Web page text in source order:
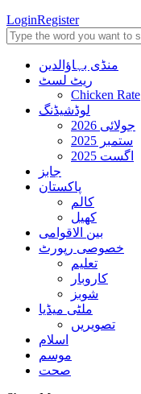
LoginRegister
منڈی بہاؤالدین
ریٹ لسٹ
Chicken Rate
لوڈشیڈنگ
جولائی 2026
ستمبر 2025
اگست 2025
جابز
پاکستان
کالم
کھیل
بین الاقوامی
خصوصی رپورٹ
تعلیم
کاروبار
شوبز
ملٹی میڈیا
تصویریں
اسلام
موسم
صحت